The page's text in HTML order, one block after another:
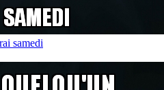
samedi